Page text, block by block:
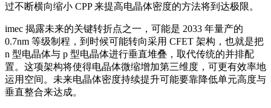
过不断横向缩小 CPP 来提高电晶体密度的方法将到达极限。
imec 揭露未来的关键转折点之一，可能是 2033 年量产的
0.7nm 等级制程，到时候可能转向采用 CFET 架构，也就是把
n 型电晶体与 p 型电晶体进行垂直堆叠，取代传统的并排配
置。这项架构将使得电晶体微缩增加第三维度，可更有效率地
运用空间。未来电晶体密度持续提升可能要靠降低单元高度与
垂直整合来达成。